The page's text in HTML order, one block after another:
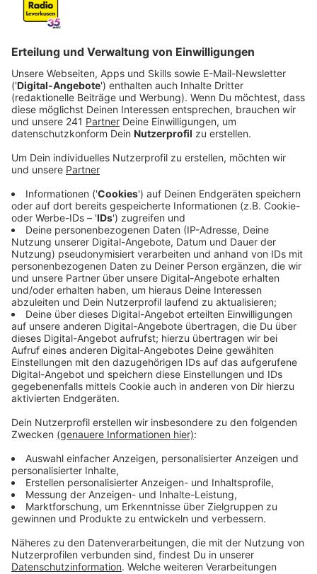
Anzeige
Neubau als realistische Alternative
Anzeige
Möglichkeit eines Neubaus des Hallenbads in Bergisch
des Bads geplant. Aber die CDU hat einen Antrag
gestellt, die Kosten eines Neubaus zu vergleichen,
weil Sanierungsarbeiten oft unvorhergesehene
Probleme und zusätzliche Kosten mit sich bringen
können.
Der Antrag der CDU fand eine deutliche Mehrheit im
Stadtrat. Die Stadtverwaltung soll nun bis Herbst
2025 einen Kostenvergleich erstellen. Sollte sich
herausstellen, dass ein Neubau günstiger oder besser
planbar ist, könnte dies eine realistische Alternative
zur Sanierung darstellen.
Ziel: Mehr Schwimmmöglichkeiten für
Leverkusen
Anzeige
Das Hauptziel des Stadtrats bleibt es, insbesondere
Kindern ausreichend Schwimmmöglichkeiten in